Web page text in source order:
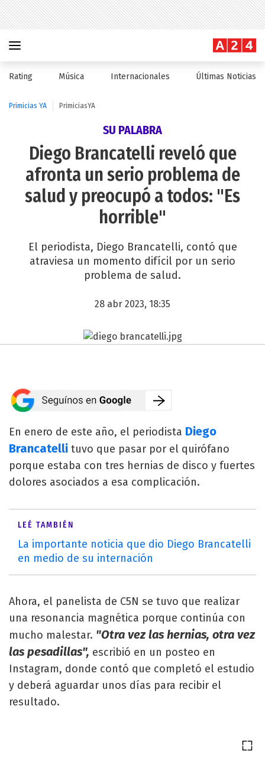
Rating Música Internacionales Últimas Noticias
Primicias YA PrimiciasYA
SU PALABRA
Diego Brancatelli reveló que
afronta un serio problema de
salud y preocupó a todos: "Es
horrible"
El periodista, Diego Brancatelli, contó que
atraviesa un momento difícil por un serio
problema de salud.
28 abr 2023, 18:35
En enero de este año, el periodista Diego
Brancatelli tuvo que pasar por el quirófano
porque estaba con tres hernias de disco y fuertes
dolores asociados a esa complicación.
LEÉ TAMBIÉN
La importante noticia que dio Diego Brancatelli
en medio de su internación
Ahora, el panelista de C5N se tuvo que realizar
una resonancia magnética porque continúa con
mucho malestar. "Otra vez las hernias, otra vez
las pesadillas", escribió en un posteo en
Instagram, donde contó que completó el estudio
y deberá aguardar unos días para recibir el
resultado.